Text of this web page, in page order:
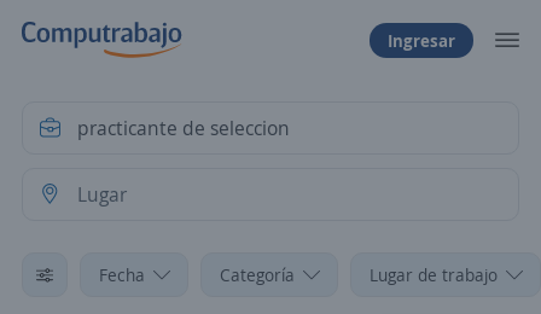
Ingresar
Fecha Categoría Lugar de trabajo